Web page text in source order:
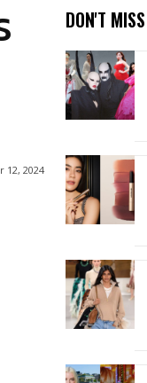
12, 2024
DON'T MISS